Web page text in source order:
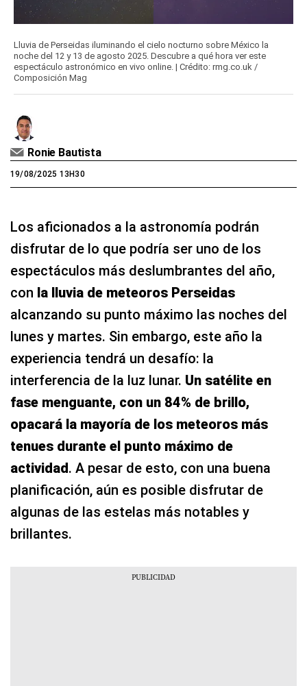
Lluvia de Perseidas iluminando el cielo nocturno sobre México la
noche del 12 y 13 de agosto 2025. Descubre a qué hora ver este
espectáculo astronómico en vivo online. | Crédito: rmg.co.uk /
Composición Mag
Ronie Bautista
19/08/2025 13H30
Los aficionados a la astronomía podrán
disfrutar de lo que podría ser uno de los
espectáculos más deslumbrantes del año,
con la lluvia de meteoros Perseidas
alcanzando su punto máximo las noches del
lunes y martes. Sin embargo, este año la
experiencia tendrá un desafío: la
interferencia de la luz lunar. Un satélite en
fase menguante, con un 84% de brillo,
opacará la mayoría de los meteoros más
tenues durante el punto máximo de
actividad. A pesar de esto, con una buena
planificación, aún es posible disfrutar de
algunas de las estelas más notables y
brillantes.